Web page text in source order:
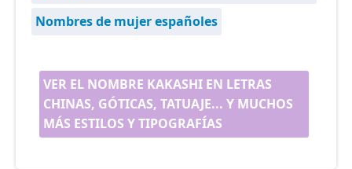
Nombres de mujer españoles
VER EL NOMBRE KAKASHI EN LETRAS
CHINAS, GÓTICAS, TATUAJE... Y MUCHOS
MÁS ESTILOS Y TIPOGRAFÍAS